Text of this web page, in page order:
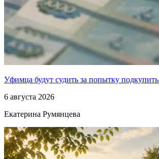
Уфимца будут судить за попытку
6 августа 2026
Екатерина Румянцева